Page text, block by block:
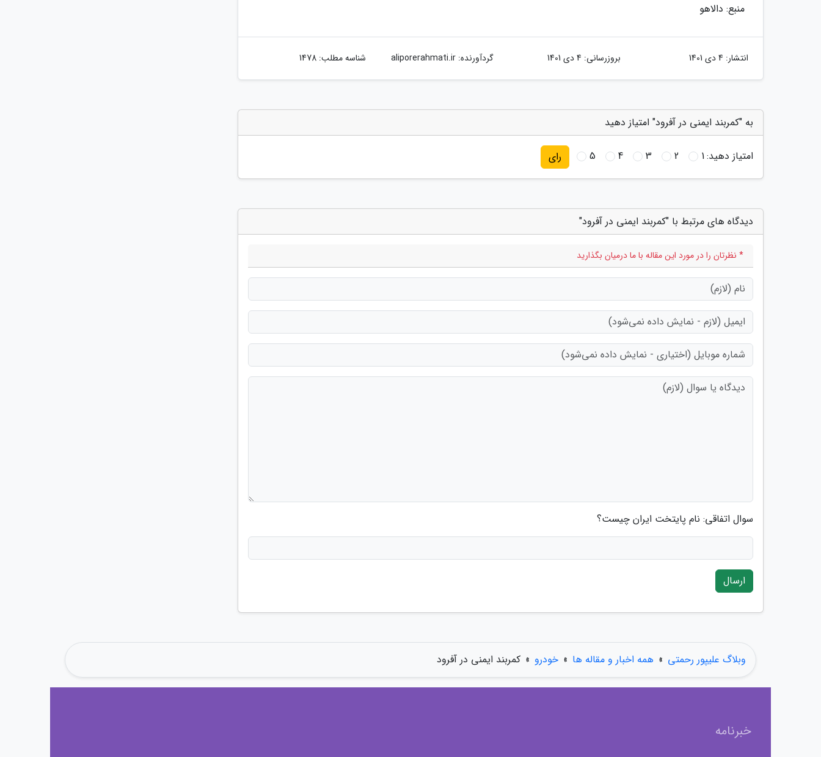
منبع: دالاهو
انتشار: 4 دی 1401 بروزرسانی: 4 دی 1401 گردآورنده:aliporerahmati.ir شناسه مطلب: 1478
به "کمربند ایمنی در آفرود" امتیاز دهید
امتیاز دهید:1
2
3
4
5 رای
دیدگاه های مرتبط با "کمربند ایمنی در آفرود"
* نظرتان را در مورد این مقاله با ما درمیان بگذارید
سوال اتفاقی: نام پایتخت ایران چیست؟
ارسال
وبلاگ علیپور رحمتی » همه اخبار و مقاله ها » خودرو » کمربند ایمنی در آفرود
خبرنامه